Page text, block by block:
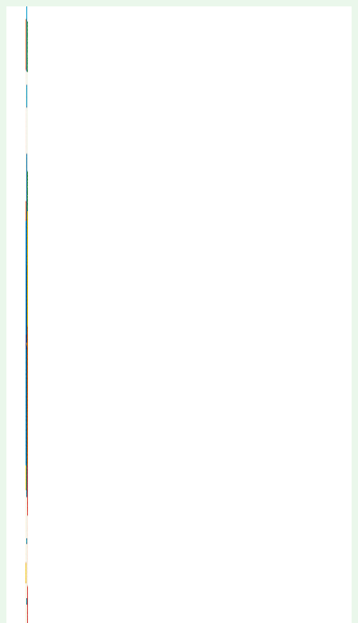
содержимому